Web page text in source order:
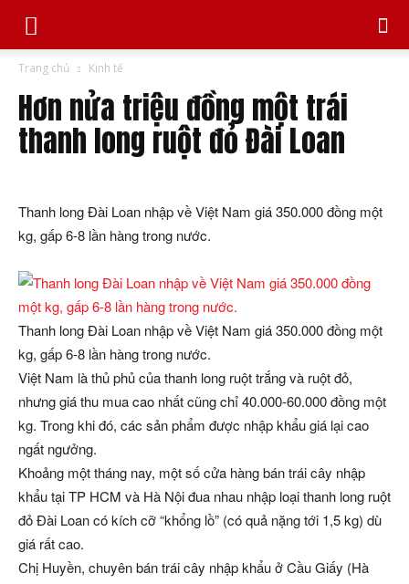
Trang chủ Kinh tế
Hơn nửa triệu đồng một trái
thanh long ruột đỏ Đài Loan
Thanh long Đài Loan nhập về Việt Nam giá 350.000 đồng một
kg, gấp 6-8 lần hàng trong nước.
Thanh long Đài Loan nhập về Việt Nam giá 350.000 đồng một
kg, gấp 6-8 lần hàng trong nước.
Việt Nam là thủ phủ của thanh long ruột trắng và ruột đỏ,
nhưng giá thu mua cao nhất cũng chỉ 40.000-60.000 đồng một
kg. Trong khi đó, các sản phẩm được nhập khẩu giá lại cao
ngất ngưởng.
Khoảng một tháng nay, một số cửa hàng bán trái cây nhập
khẩu tại TP HCM và Hà Nội đua nhau nhập loại thanh long ruột
đỏ Đài Loan có kích cỡ “khổng lồ” (có quả nặng tới 1,5 kg) dù
giá rất cao.
Chị Huyền, chuyên bán trái cây nhập khẩu ở Cầu Giấy (Hà